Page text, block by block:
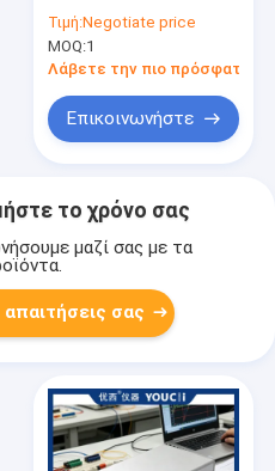
Τιμή:Negotiate price
MOQ:1
Λάβετε την πιο πρόσφατη
Επικοινωνήστε
το χρόνο σας
μαζί σας με τα
σας